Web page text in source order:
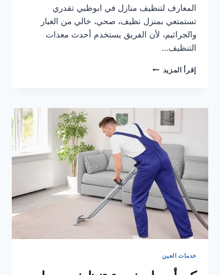
المعارف لتنظيف منازل في ابوظبي تقدري
تستمتعي بمنزل نظيف، صحي، خالي من الغبار
والجراثيم، لأن الفريق يستخدم أحدث معدات
التنظيف…
إقرأ المزيد عروض
خدمة
تنظيف
منازل
في
ابوظبي
2026
خدمات العين